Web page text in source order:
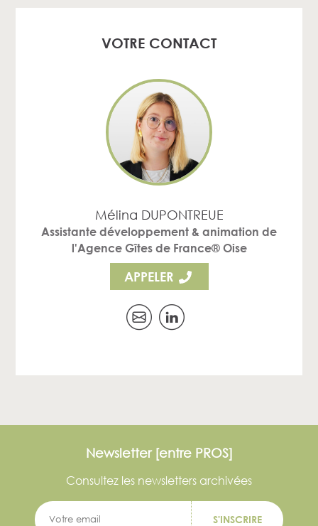
VOTRE CONTACT
Mélina DUPONTREUE
Assistante développement & animation de
l'Agence Gîtes de France® Oise
APPELER
Newsletter [entre PROS]
Consultez les newsletters archivées
S'INSCRIRE